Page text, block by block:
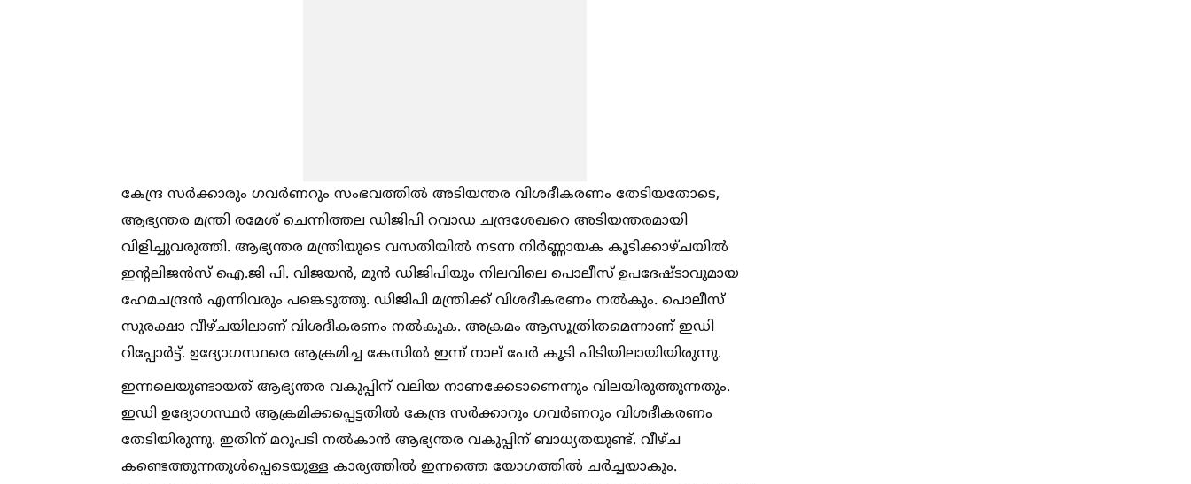
കേന്ദ്ര സര്‍ക്കാരും ഗവര്‍ണറും സംഭവത്തില്‍ അടിയന്തര വിശദീകരണം തേടിയതോടെ,
ആഭ്യന്തര മന്ത്രി രമേശ് ചെന്നിത്തല ഡിജിപി റവാഡ ചന്ദ്രശേഖറെ അടിയന്തരമായി
വിളിച്ചുവരുത്തി. ആഭ്യന്തര മന്ത്രിയുടെ വസതിയില്‍ നടന്ന നിര്‍ണ്ണായക കൂടിക്കാഴ്ചയില്‍
ഇന്റലിജന്‍സ് ഐ.ജി പി. വിജയന്‍, മുന്‍ ഡിജിപിയും നിലവിലെ പൊലീസ് ഉപദേഷ്ടാവുമായ
ഹേമചന്ദ്രന്‍ എന്നിവരും പങ്കെടുത്തു. ഡിജിപി മന്ത്രിക്ക് വിശദീകരണം നല്‍കും. പൊലീസ്
സുരക്ഷാ വീഴ്ചയിലാണ് വിശദീകരണം നല്‍കുക. അക്രമം ആസൂത്രിതമെന്നാണ് ഇഡി
റിപ്പോര്‍ട്ട്. ഉദ്യോഗസ്ഥരെ ആക്രമിച്ച കേസില്‍ ഇന്ന് നാല് പേര്‍ കൂടി പിടിയിലായിയിരുന്നു.
ഇന്നലെയുണ്ടായത് ആഭ്യന്തര വകുപ്പിന് വലിയ നാണക്കേടാണെന്നും വിലയിരുത്തുന്നതും.
ഇഡി ഉദ്യോഗസ്ഥര്‍ ആക്രമിക്കപ്പെട്ടതില്‍ കേന്ദ്ര സര്‍ക്കാറും ഗവര്‍ണറും വിശദീകരണം
തേടിയിരുന്നു. ഇതിന് മറുപടി നല്‍കാന്‍ ആഭ്യന്തര വകുപ്പിന് ബാധ്യതയുണ്ട്. വീഴ്ച
കണ്ടെത്തുന്നതുള്‍പ്പെടെയുള്ള കാര്യത്തില്‍ ഇന്നത്തെ യോഗത്തില്‍ ചര്‍ച്ചയാകും.